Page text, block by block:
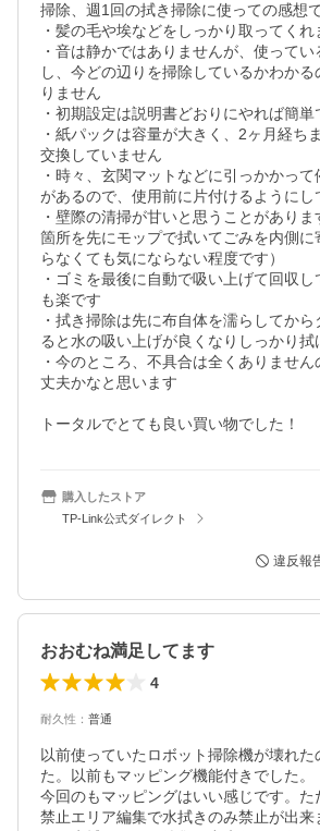
掃除、週1回の拭き掃除に使っての感想で
・髪の毛や埃などをしっかり取ってくれ
・音は静かではありませんが、使って
し、今どの辺りを掃除しているかわか
りません
・初期設定は説明書どおりにやれば簡単
・紙パックは容量が大きく、2ヶ月経ち
交換していません
・時々、玄関マットなどに引っかかって
があるので、使用前に片付けるようにし
・壁際の清掃が甘いと思うことがあり
箇所を先にモップで拭いてごみを内側に
らなくても気にならない程度です）
・ゴミを最後に自動で吸い上げて回収
も楽です
・拭き掃除は先に布自体を濡らしてか
ると水の吸い上げが良くなりしっかり拭
・今のところ、不具合は全くありませ
丈夫かなと思います
トータルでとても良い買い物でした！
購入したストア
TP-Link公式ダイレクト
違反報
おおむね満足してます
4
耐久性 ： 普通
以前使っていたロボット掃除機が壊れた
た。以前もマッピング機能付きでした。
今回のもマッピングはいい感じです。た
禁止エリア編集で水拭きのみ禁止が出来